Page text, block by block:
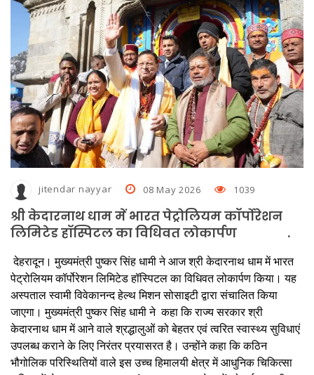
लोग आक्रोशित
एमबीपीजी कॉलेज में प्रवेश परीक्षा की तैयारियां तेज, ऑनलाइन पंजीकरण के साथ
जमा होगी हार्ड कॉपी
जघन्य अपराध के आधार पर राजेश गुलाटी की जमानत अर्जी निरस्त
नशे में धुत चालक ने किया 50 यात्रियों की जान से खिलवाड़, पुलिस ने आरोपित को
पकड़ा
हड़ताल पर गए बिजली विभाग के कर्मचारी, गर्मी से लोग परेशान, पानी का भी संकट
बनभूलपुर में एक हजार लोगों को नोटिस देकर जमीन खाली करने को कहा
घर में घुसकर गनप्‍वाइंट पर महिला से दुष्कर्म का प्रयास, शोरा मचाने पर चेन
स्थायी लोक अदालत में जनउपयोगी सेवाओं का तेजी से होता है निस्तारण
jitendar nayyar 08 May 2026 1039
श्री केदारनाथ धाम में भारत पेट्रोलियम कॉर्पोरेशन
लिमिटेड हॉस्पिटल का विधिवत लोकार्पण .
देहरादून। मुख्यमंत्री पुष्कर सिंह धामी ने आज श्री केदारनाथ धाम में भारत
पेट्रोलियम कॉर्पोरेशन लिमिटेड हॉस्पिटल का विधिवत लोकार्पण किया। यह
अस्पताल स्वामी विवेकानन्द हेल्थ मिशन सोसाइटी द्वारा संचालित किया
जाएगा। मुख्यमंत्री पुष्कर सिंह धामी ने कहा कि राज्य सरकार श्री
केदारनाथ धाम में आने वाले श्रद्धालुओं को बेहतर एवं त्वरित स्वास्थ्य सुविधाएं
उपलब्ध कराने के लिए निरंतर प्रयासरत है। उन्होंने कहा कि कठिन
भौगोलिक परिस्थितियों वाले इस उच्च हिमालयी क्षेत्र में आधुनिक चिकित्सा